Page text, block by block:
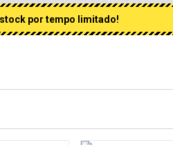
por tempo limitado!